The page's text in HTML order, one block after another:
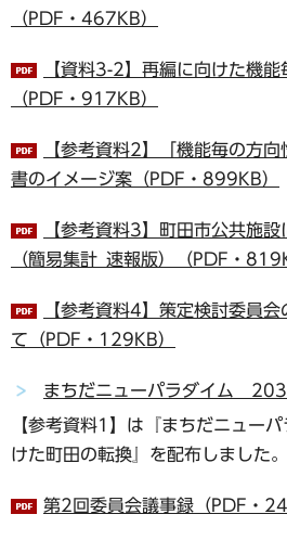
（PDF・467KB）
【資料3-2】再編に向けた機能
（PDF・917KB）
【参考資料2】「機能毎の方
書のイメージ案（PDF・899KB）
【参考資料3】町田市公共施
（簡易集計_速報版）（PDF・
【参考資料4】策定検討委員
て（PDF・129KB）
まちだニューパラダイム
【参考資料1】は『まちだニュ
けた町田の転換』を配布しました。
第2回委員会議事録（PDF・